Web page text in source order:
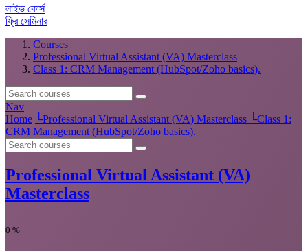
লাইভ কোর্স
ফ্রি সেমিনার
Courses
Professional Virtual Assistant (VA) Masterclass
Class 1: CRM Management (HubSpot/Zoho basics).
Nav
Home └Professional Virtual Assistant (VA) Masterclass └Class 1:
CRM Management (HubSpot/Zoho basics).
Professional Virtual Assistant (VA)
Masterclass
0 %